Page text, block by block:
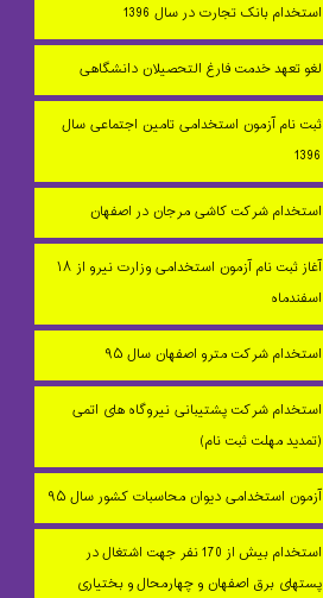
استخدام بانک تجارت در سال 1396
لغو تعهد خدمت فارغ التحصیلان دانشگاهی
ثبت نام آزمون استخدامی تامین اجتماعی سال
1396
استخدام شرکت کاشی مرجان در اصفهان
آغاز ثبت نام آزمون استخدامی وزارت نیرو از ۱۸
اسفندماه
استخدام شرکت مترو اصفهان سال ۹۵
استخدام شرکت پشتیبانی نیروگاه های اتمی
(تمدید مهلت ثبت نام)
آزمون استخدامی دیوان محاسبات کشور سال ۹۵
استخدام بیش از 170 نفر جهت اشتغال در
پستهای برق اصفهان و چهارمحال و بختیاری